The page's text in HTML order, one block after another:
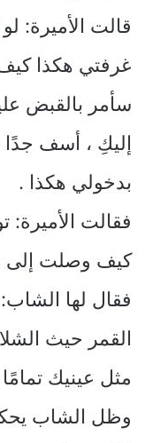
قالت الأميرة:
غرفتي هكذا
سأمر بالقبض
إليكِ ، أسف
بدخولي هكذا .
فقالت
كيف وصلت إلى
فقال لها
القمر حيث
مثل عينيك
وظل الشاب